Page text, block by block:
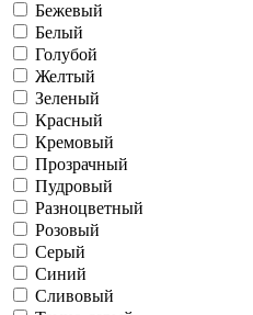
Бежевый
Белый
Голубой
Желтый
Зеленый
Красный
Кремовый
Прозрачный
Пудровый
Разноцветный
Розовый
Серый
Синий
Сливовый